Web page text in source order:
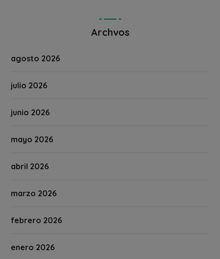
Archvos
agosto 2026
julio 2026
junio 2026
mayo 2026
abril 2026
marzo 2026
febrero 2026
enero 2026